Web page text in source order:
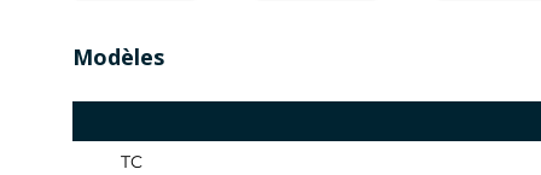
Modèles
TC